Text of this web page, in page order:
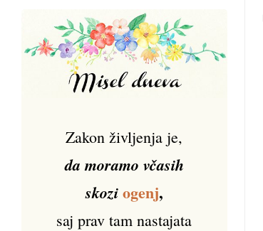
Zakon življenja je,
da moramo včasih
skozi ogenj,
saj prav tam nastajata